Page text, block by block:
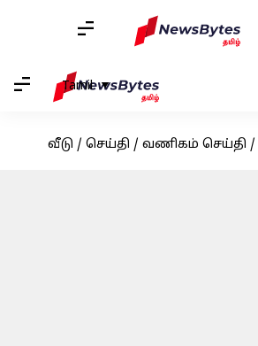
Tamil
வீடு / செய்தி / வணிகம் செய்தி /